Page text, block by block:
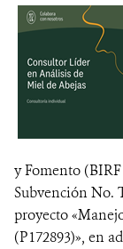
y Fomento
Subvención No.
proyecto
(P172893)», en